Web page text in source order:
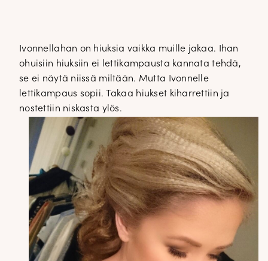
Ivonnellahan on hiuksia vaikka muille jakaa. Ihan
ohuisiin hiuksiin ei lettikampausta kannata tehdä,
se ei näytä niissä miltään. Mutta Ivonnelle
lettikampaus sopii. Takaa hiukset kiharrettiin ja
nostettiin niskasta ylös.